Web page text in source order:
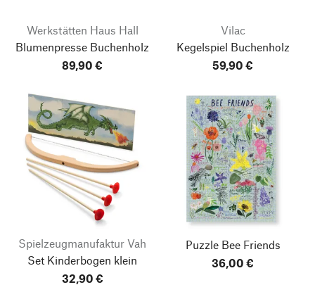
Werkstätten Haus Hall
Blumenpresse Buchenholz
89,90 €
Vilac
Kegelspiel Buchenholz
59,90 €
Spielzeugmanufaktur Vah
Set Kinderbogen klein
32,90 €
Puzzle Bee Friends
36,00 €